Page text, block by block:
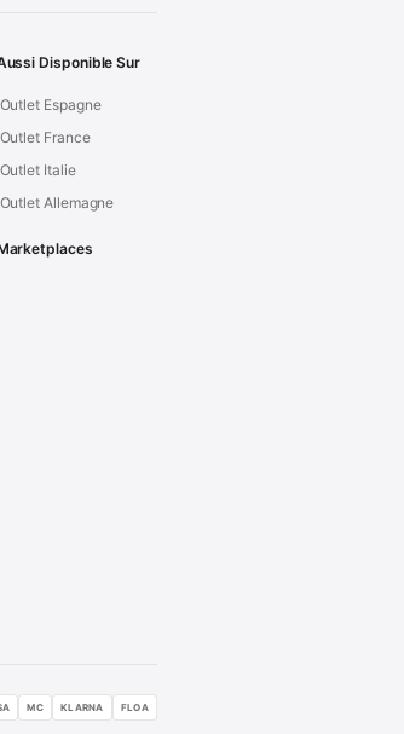
Disponible Sur
Espagne
France
Italie
Allemagne
MC KLARNA FLOA